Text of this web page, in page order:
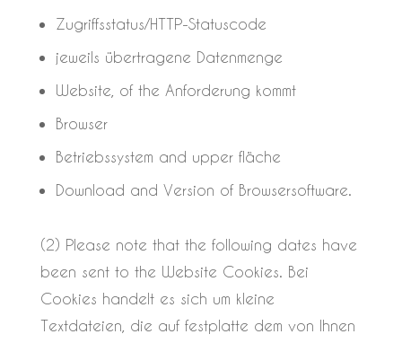
Zugriffsstatus/HTTP-Statuscode
jeweils übertragene Datenmenge
Website, of the Anforderung kommt
Browser
Betriebssystem and upper fläche
Download and Version of Browsersoftware.
(2) Please note that the following dates have
been sent to the Website Cookies. Bei
Cookies handelt es sich um kleine
Textdateien, die auf festplatte dem von Ihnen